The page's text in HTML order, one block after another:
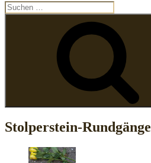
Suchen
nach:
Stolperstein-Rundgänge